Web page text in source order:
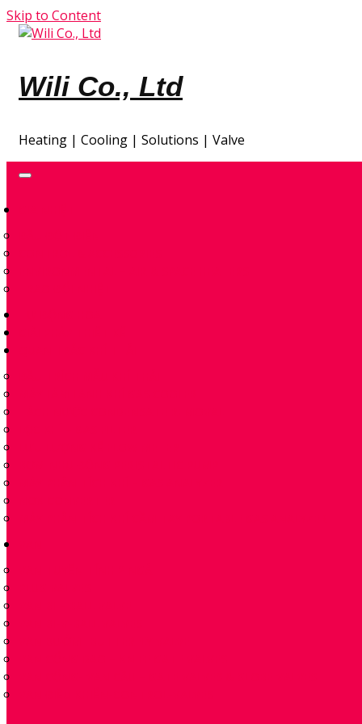
Skip to Content
Wili Co., Ltd
Heating | Cooling | Solutions | Valve